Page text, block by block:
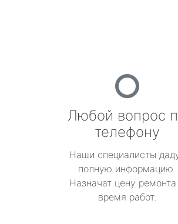
Любой вопрос
телефону
Наши специалисты
полную информацию.
Назначат цену ремонта
время работ.